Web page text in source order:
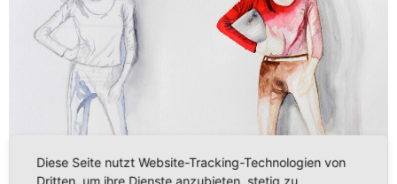
Diese Seite nutzt Website-Tracking-Technologien von
Dritten, um ihre Dienste anzubieten, stetig zu